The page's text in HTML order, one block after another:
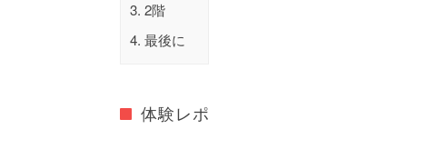
3. 2階
4. 最後に
体験レポ